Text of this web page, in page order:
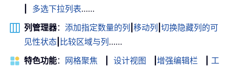
多选下拉列表……
列管理器： 添加指定数量的列 移动列 切换隐藏列的可
见性状态 比较区域与列……
特色功能： 网格聚焦 设计视图 增强编辑栏
工